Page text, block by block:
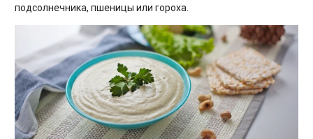
подсолнечника, пшеницы или гороха.